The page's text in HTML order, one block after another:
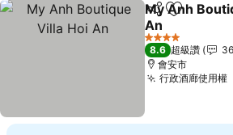
分享 加入我的
My Anh
An
查看價格
4 星級
8.6 超級讚
會安市
行政酒廊使用權